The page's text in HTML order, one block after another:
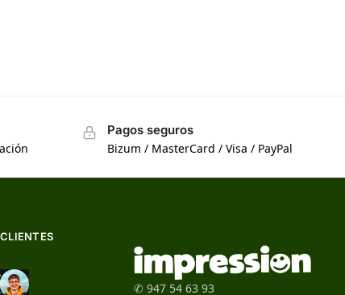
Pagos seguros
Bizum / MasterCard / Visa / PayPal
✆ 947 54 63 93